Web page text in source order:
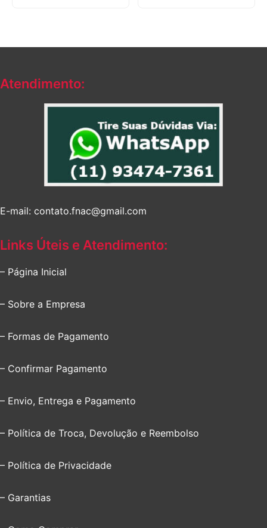
Atendimento:
E-mail: contato.fnac@gmail.com
Links Úteis e Atendimento:
– Página Inicial
– Sobre a Empresa
– Formas de Pagamento
– Confirmar Pagamento
– Envio, Entrega e Pagamento
– Política de Troca, Devolução e Reembolso
– Política de Privacidade
– Garantias